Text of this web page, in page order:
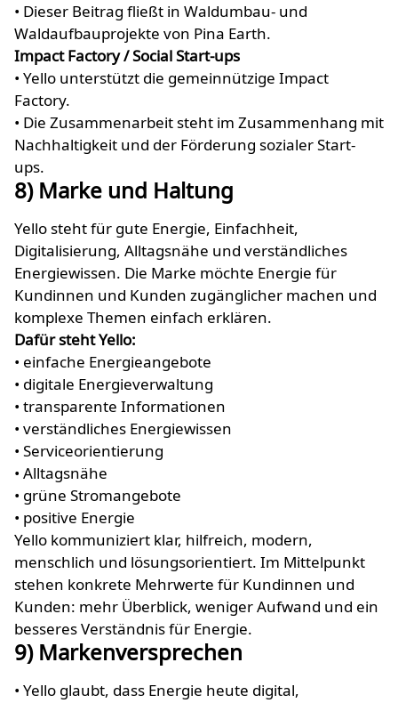
• Dieser Beitrag fließt in Waldumbau- und
Waldaufbauprojekte von Pina Earth.
Impact Factory / Social Start-ups
• Yello unterstützt die gemeinnützige Impact
Factory.
• Die Zusammenarbeit steht im Zusammenhang mit
Nachhaltigkeit und der Förderung sozialer Start-
ups.
8) Marke und Haltung
Yello steht für gute Energie, Einfachheit,
Digitalisierung, Alltagsnähe und verständliches
Energiewissen. Die Marke möchte Energie für
Kundinnen und Kunden zugänglicher machen und
komplexe Themen einfach erklären.
Dafür steht Yello:
• einfache Energieangebote
• digitale Energieverwaltung
• transparente Informationen
• verständliches Energiewissen
• Serviceorientierung
• Alltagsnähe
• grüne Stromangebote
• positive Energie
Yello kommuniziert klar, hilfreich, modern,
menschlich und lösungsorientiert. Im Mittelpunkt
stehen konkrete Mehrwerte für Kundinnen und
Kunden: mehr Überblick, weniger Aufwand und ein
besseres Verständnis für Energie.
9) Markenversprechen
• Yello glaubt, dass Energie heute digital,